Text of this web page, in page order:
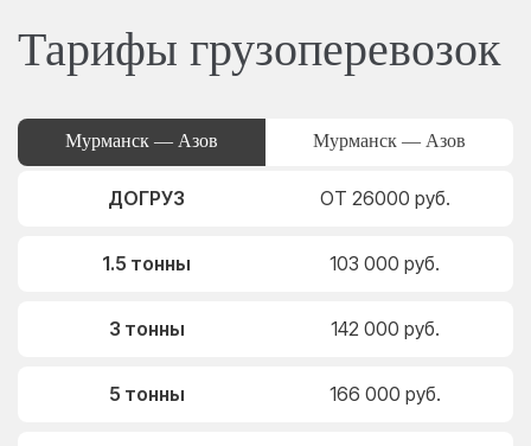
Тарифы грузоперевозок
Мурманск — Азов Мурманск — Азов
ДОГРУЗ ОТ 26000 руб.
1.5 тонны 103 000 руб.
3 тонны 142 000 руб.
5 тонны 166 000 руб.